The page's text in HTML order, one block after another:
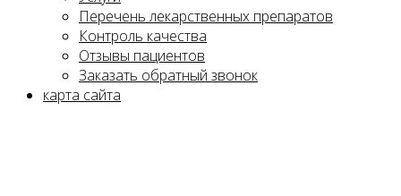
Перечень лекарственных препаратов
Контроль качества
Отзывы пациентов
Заказать обратный звонок
карта сайта